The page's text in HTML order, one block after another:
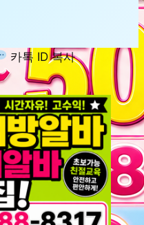
카톡 ID 복사